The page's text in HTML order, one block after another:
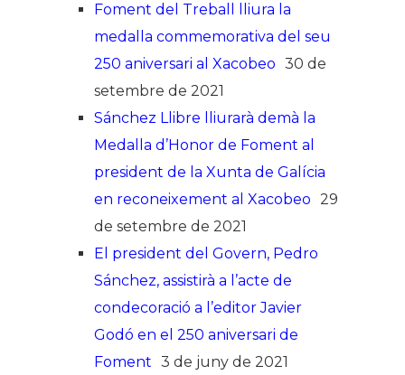
Foment del Treball lliura la
medalla commemorativa del seu
250 aniversari al Xacobeo 30 de
setembre de 2021
Sánchez Llibre lliurarà demà la
Medalla d’Honor de Foment al
president de la Xunta de Galícia
en reconeixement al Xacobeo 29
de setembre de 2021
El president del Govern, Pedro
Sánchez, assistirà a l’acte de
condecoració a l’editor Javier
Godó en el 250 aniversari de
Foment 3 de juny de 2021